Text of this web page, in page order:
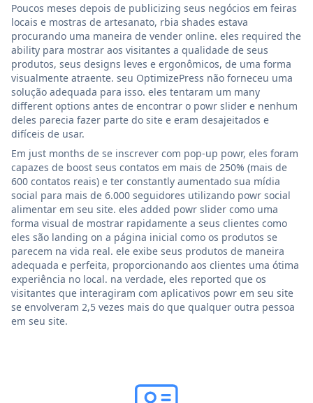
Poucos meses depois de publicizing seus negócios em feiras
locais e mostras de artesanato, rbia shades estava
procurando uma maneira de vender online. eles required the
ability para mostrar aos visitantes a qualidade de seus
produtos, seus designs leves e ergonômicos, de uma forma
visualmente atraente. seu OptimizePress não forneceu uma
solução adequada para isso. eles tentaram um many
different options antes de encontrar o powr slider e nenhum
deles parecia fazer parte do site e eram desajeitados e
difíceis de usar.
Em just months de se inscrever com pop-up powr, eles foram
capazes de boost seus contatos em mais de 250% (mais de
600 contatos reais) e ter constantly aumentado sua mídia
social para mais de 6.000 seguidores utilizando powr social
alimentar em seu site. eles added powr slider como uma
forma visual de mostrar rapidamente a seus clientes como
eles são landing on a página inicial como os produtos se
parecem na vida real. ele exibe seus produtos de maneira
adequada e perfeita, proporcionando aos clientes uma ótima
experiência no local. na verdade, eles reported que os
visitantes que interagiram com aplicativos powr em seu site
se envolveram 2,5 vezes mais do que qualquer outra pessoa
em seu site.